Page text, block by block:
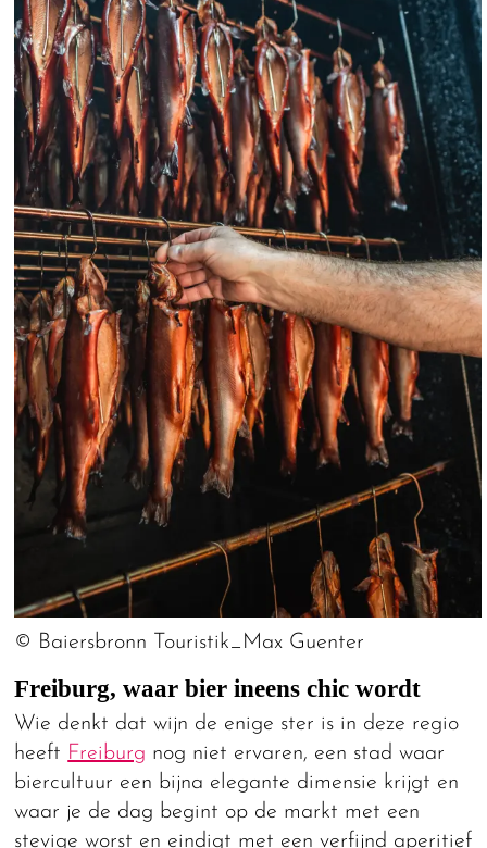
© Baiersbronn Touristik_Max Guenter
Freiburg, waar bier ineens chic wordt
Wie denkt dat wijn de enige ster is in deze regio
heeft Freiburg nog niet ervaren, een stad waar
biercultuur een bijna elegante dimensie krijgt en
waar je de dag begint op de markt met een
stevige worst en eindigt met een verfijnd aperitief